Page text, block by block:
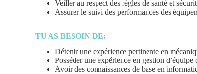
Veiller au respect des règles de santé et
Assurer le suivi des performances des
TU AS BESOIN DE:
Détenir une expérience pertinente en
Posséder une expérience en gestion
Avoir des connaissances de base en